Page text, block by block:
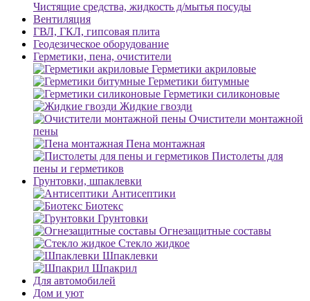
Чистящие средства, жидкость д/мытья посуды
Вентиляция
ГВЛ, ГКЛ, гипсовая плита
Геодезическое оборудование
Герметики, пена, очистители
Герметики акриловые
Герметики битумные
Герметики силиконовые
Жидкие гвозди
Очистители монтажной
пены
Пена монтажная
Пистолеты для
пены и герметиков
Грунтовки, шпаклевки
Антисептики
Биотекс
Грунтовки
Огнезащитные составы
Стекло жидкое
Шпаклевки
Шпакрил
Для автомобилей
Дом и уют